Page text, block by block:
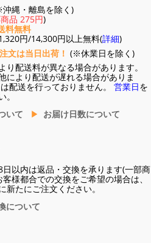
縄・離島を除く)
品 275円)
料無料
円/14,300円以上無料(詳細)
文は当日出荷！ (※休業日を除く)
り配送料が異なる場合があります。
により配送が遅れる場合がありま
配送を行っておりません。 営業日を
。
いて
お届け日数について
以内は返品・交換を承ります(一部商
様都合での交換をご希望の場合は、
新たにご注文ください。
について